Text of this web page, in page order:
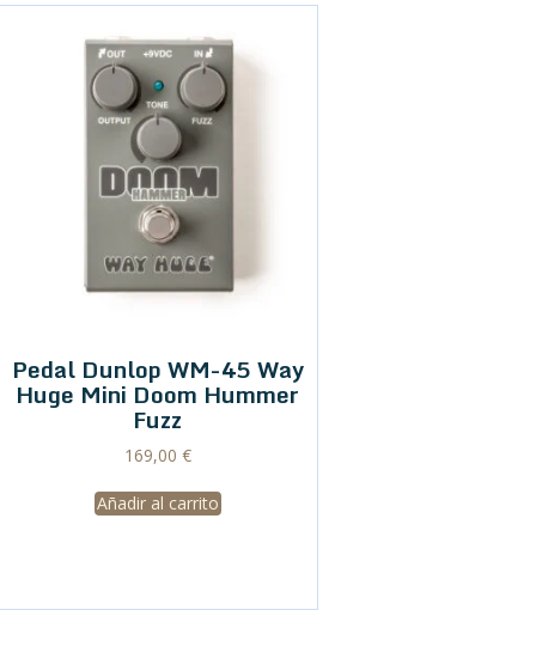
Pedal Dunlop WM-45 Way
Huge Mini Doom Hummer
Fuzz
169,00 €
Añadir al carrito